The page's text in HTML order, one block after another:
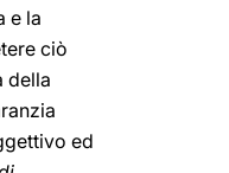
e la
ciò
della
ed